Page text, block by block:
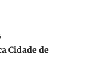
Cidade de